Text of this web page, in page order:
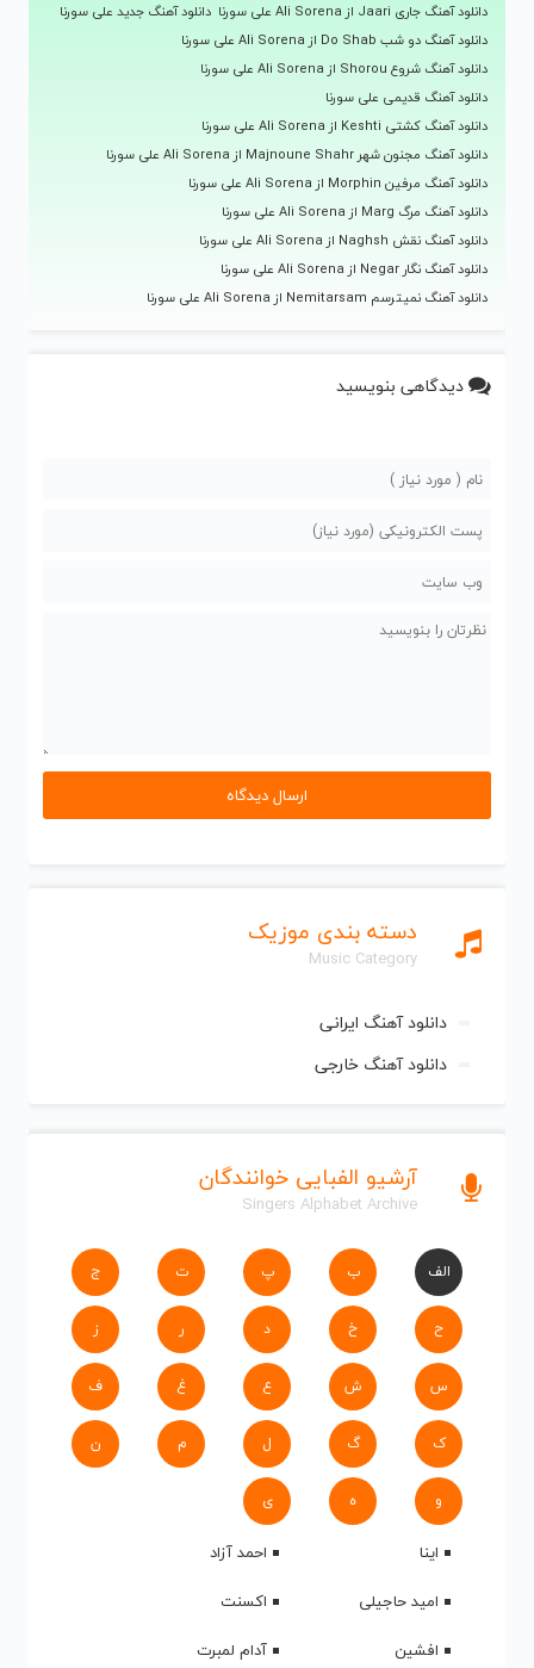
دسته بندی موزیک
Music Category
دانلود آهنگ ایرانی
دانلود آهنگ خارجی
آرشیو الفبایی خوانندگان
Singers Alphabet Archive
الف ب پ ت ج
ح خ د ر ز
س ش ع غ ف
ک گ ل م ن
و ه ی
اینا
احمد آزاد
امید حاجیلی
اکسنت
افشین
آدام لمبرت
دانلود آهنگ جاری Jaari از Ali Sorena علی سورنا
دانلود آهنگ جدید علی سورنا
دانلود آهنگ دو شب Do Shab از Ali Sorena علی سورنا
دانلود آهنگ شروع Shorou از Ali Sorena علی سورنا
دانلود آهنگ قدیمی علی سورنا
دانلود آهنگ کشتی Keshti از Ali Sorena علی سورنا
دانلود آهنگ مجنون شهر Majnoune Shahr از Ali Sorena علی سورنا
دانلود آهنگ مرفین Morphin از Ali Sorena علی سورنا
دانلود آهنگ مرگ Marg از Ali Sorena علی سورنا
دانلود آهنگ نقش Naghsh از Ali Sorena علی سورنا
دانلود آهنگ نگار Negar از Ali Sorena علی سورنا
دانلود آهنگ نمیترسم Nemitarsam از Ali Sorena علی سورنا
دیدگاهی بنویسید